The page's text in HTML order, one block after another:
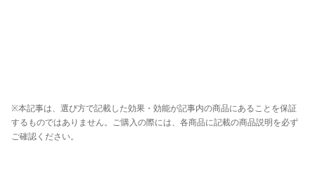
※本記事は、選び方で記載した効果・効能が記事内の商品にあることを保証
するものではありません。ご購入の際には、各商品に記載の商品説明を必ず
ご確認ください。